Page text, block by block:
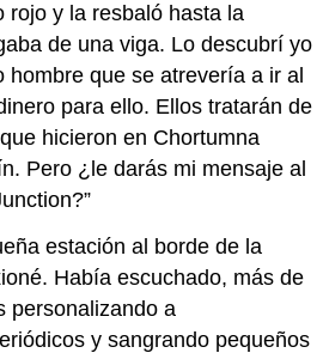
rojo y la resbaló hasta la
de una viga. Lo descubrí yo
hombre que se atrevería a ir al
para ello. Ellos tratarán de
hicieron en Chortumna
Pero ¿le darás mi mensaje al
estación al borde de la
Había escuchado, más de
personalizando a
y sangrando pequeños